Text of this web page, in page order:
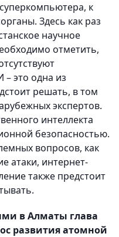
к
Здесь как раз
научное
отметить,
это одна из
решать, в том
экспертов.
интеллекта
безопасностью.
вопросов, как
атаки, интернет-
также предстоит
в Алматы глава
развития атомной